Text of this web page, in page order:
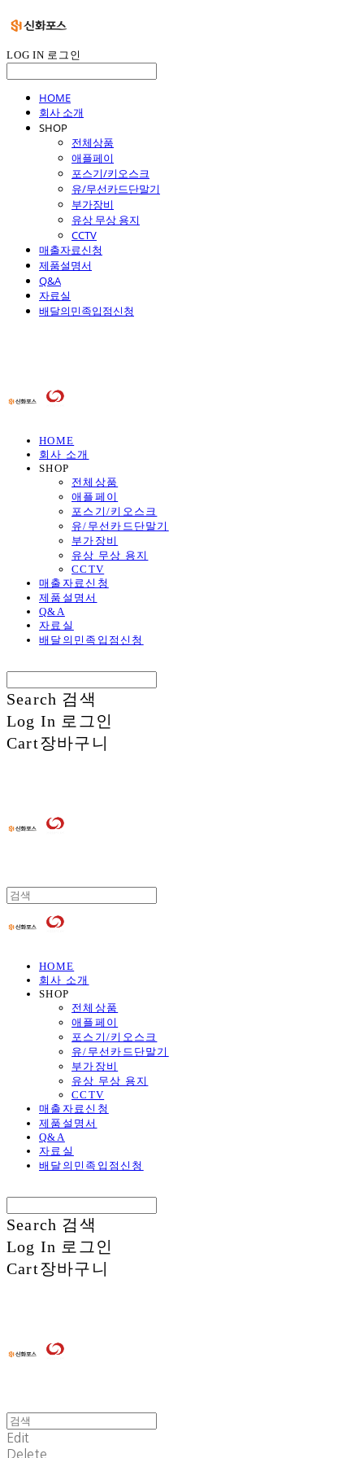
LOG IN 로그인
HOME
회사 소개
SHOP
전체상품
애플페이
포스기/키오스크
유/무선카드단말기
부가장비
유상 무상 용지
CCTV
매출자료신청
제품설명서
Q&A
자료실
배달의민족입점신청
HOME
회사 소개
SHOP
전체상품
애플페이
포스기/키오스크
유/무선카드단말기
부가장비
유상 무상 용지
CCTV
매출자료신청
제품설명서
Q&A
자료실
배달의민족입점신청
Search 검색
Log In 로그인
Cart장바구니
HOME
회사 소개
SHOP
전체상품
애플페이
포스기/키오스크
유/무선카드단말기
부가장비
유상 무상 용지
CCTV
매출자료신청
제품설명서
Q&A
자료실
배달의민족입점신청
Search 검색
Log In 로그인
Cart장바구니
Edit
Delete